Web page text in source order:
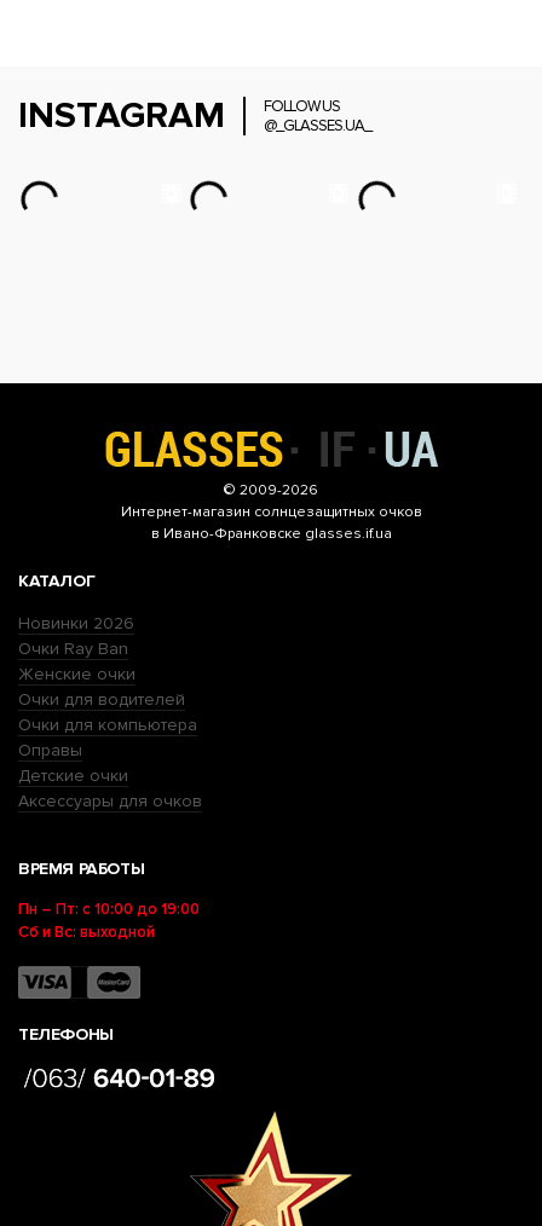
INSTAGRAM
FOLLOW US
@_GLASSES.UA_
© 2009-2026
Интернет-магазин солнцезащитных очков
в Ивано-Франковске glasses.if.ua
КАТАЛОГ
Новинки 2026
Очки Ray Ban
Женские очки
Очки для водителей
Очки для компьютера
Оправы
Детские очки
Аксессуары для очков
ВРЕМЯ РАБОТЫ
Пн – Пт: с 10:00 до 19:00
Сб и Вс: выходной
ТЕЛЕФОНЫ